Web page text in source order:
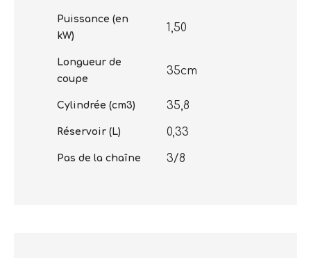
Puissance (en
kW)
1,50
Longueur de
coupe
35cm
Cylindrée (cm3) 35,8
Réservoir (L) 0,33
Pas de la chaîne 3/8